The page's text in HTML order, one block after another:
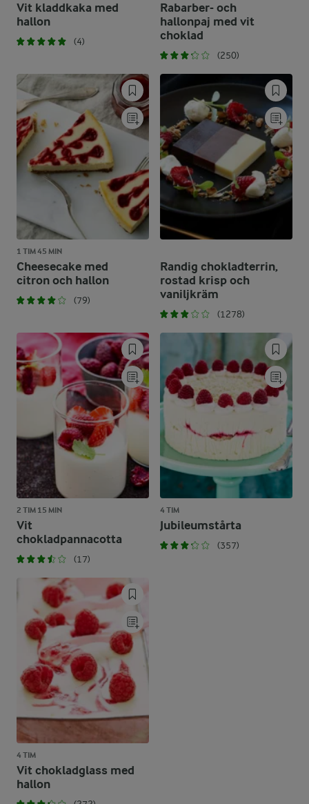
Vit kladdkaka med
hallon
(4)
Rabarber- och
hallonpaj med vit
choklad
(250)
1 TIM 45 MIN
Cheesecake med
citron och hallon
(79)
Randig chokladterrin,
rostad krisp och
vaniljkräm
(1278)
2 TIM 15 MIN
Vit
chokladpannacotta
(17)
4 TIM
Jubileumstårta
(357)
4 TIM
Vit chokladglass med
hallon